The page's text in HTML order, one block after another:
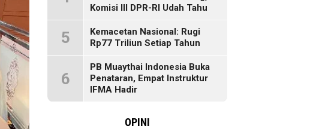
Komisi III DPR-RI Udah Tahu
5
Kemacetan Nasional: Rugi
Rp77 Triliun Setiap Tahun
6
PB Muaythai Indonesia Buka
Penataran, Empat Instruktur
IFMA Hadir
OPINI